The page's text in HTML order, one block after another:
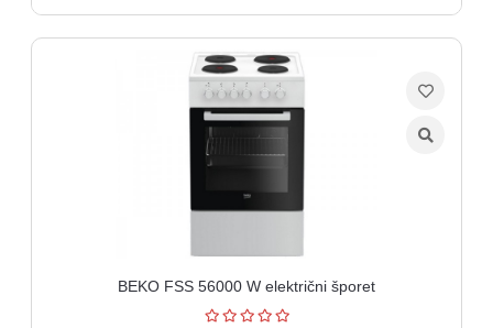
BEKO FSS 56000 W električni šporet